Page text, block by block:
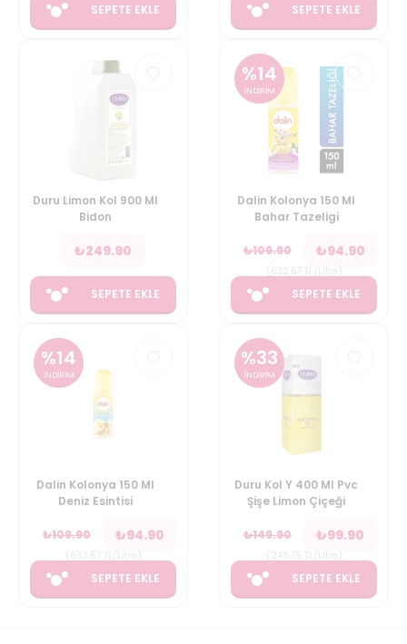
SEPETE EKLE SEPETE EKLE
Duru Limon Kol 900 Ml
Bidon
₺249.90
SEPETE EKLE
%14
İNDİRİM
Dalin Kolonya 150 Ml
Bahar Tazeligi
₺109.90 ₺94.90
SEPETE EKLE
%14
İNDİRİM
Dalin Kolonya 150 Ml
Deniz Esintisi
₺109.90 ₺94.90
SEPETE EKLE
%33
İNDİRİM
Duru Kol Y 400 Ml Pvc
Şişe Limon Çiçeği
₺149.90 ₺99.90
SEPETE EKLE